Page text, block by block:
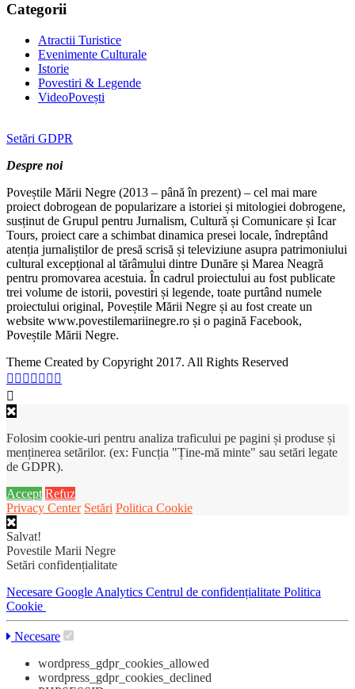
Categorii
Atractii Turistice
Evenimente Culturale
Istorie
Povestiri & Legende
VideoPovești
Setări GDPR
Despre noi
Poveștile Mării Negre (2013 – până în prezent) – cel mai mare
proiect dobrogean de popularizare a istoriei și mitologiei dobrogene,
susținut de Grupul pentru Jurnalism, Cultură și Comunicare și Icar
Tours, proiect care a schimbat dinamica presei locale, îndreptând
atenția jurnaliștilor de presă scrisă și televiziune asupra patrimoniului
cultural excepțional al tărâmului dintre Dunăre și Marea Neagră
pentru promovarea acestuia. În cadrul proiectului au fost publicate
trei volume de istorii, povestiri și legende, toate purtând numele
proiectului original, Poveștile Mării Negre și au fost create un
website www.povestilemariinegre.ro și o pagină Facebook,
Poveștile Mării Negre.
Theme Created by Copyright 2017. All Rights Reserved
Folosim cookie-uri pentru analiza traficului pe pagini și produse și
menținerea setărilor. (ex: Funcția "Ține-mă minte" sau setări legate
de GDPR).
Accept Refuz
Privacy Center Setări Politica Cookie
Salvat!
Povestile Marii Negre
Setări confidențialitate
Necesare Google Analytics Centrul de confidențialitate Politica
Cookie
Necesare
wordpress_gdpr_cookies_allowed
wordpress_gdpr_cookies_declined